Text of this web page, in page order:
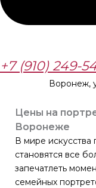
+7 (910) 249-
Воронеж,
Цены на
Воронеже
В мире искусства
становятся все
запечатлеть
семейных